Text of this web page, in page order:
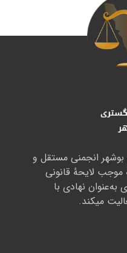
بوشهر انجمنی مستقل و
موجب لایحهٔ قانونی
به‌عنوان نهادی با
میکند.